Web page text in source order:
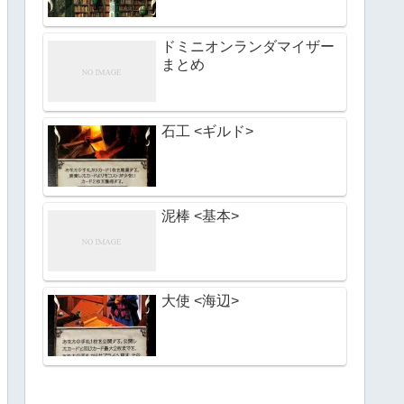
ドミニオンランダマイザー
まとめ
石工 <ギルド>
泥棒 <基本>
大使 <海辺>